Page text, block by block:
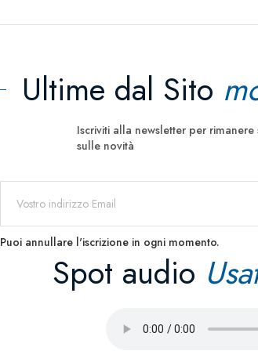
Ultime dal Sito
Iscriviti alla newsletter per
sulle novità
Puoi annullare l'iscrizione in ogni momento.
Spot audio